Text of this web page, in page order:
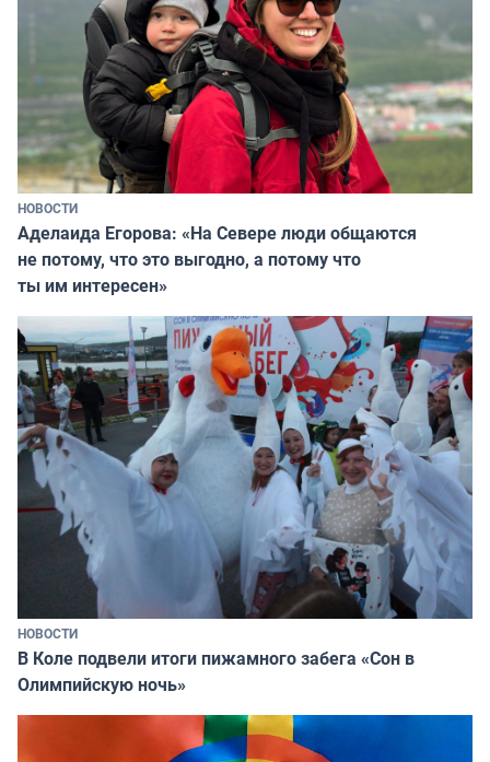
НОВОСТИ
Аделаида Егорова: «На Севере люди общаются
не потому, что это выгодно, а потому что
ты им интересен»
НОВОСТИ
В Коле подвели итоги пижамного забега «Сон в
Олимпийскую ночь»